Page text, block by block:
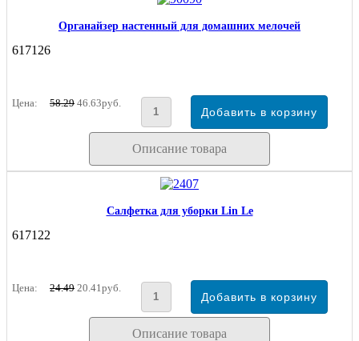
Органайзер настенный для домашних мелочей
617126
Цена: 58.29 46.63руб.
Описание товара
Салфетка для уборки Lin Le
617122
Цена: 24.49 20.41руб.
Описание товара